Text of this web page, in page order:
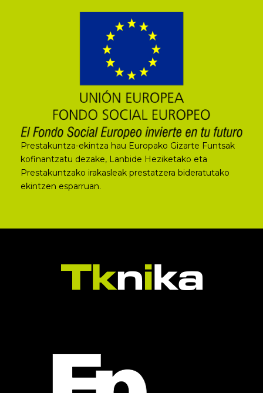
Prestakuntza-ekintza hau Europako Gizarte Funtsak
kofinantzatu dezake, Lanbide Heziketako eta
Prestakuntzako irakasleak prestatzera bideratutako
ekintzen esparruan.